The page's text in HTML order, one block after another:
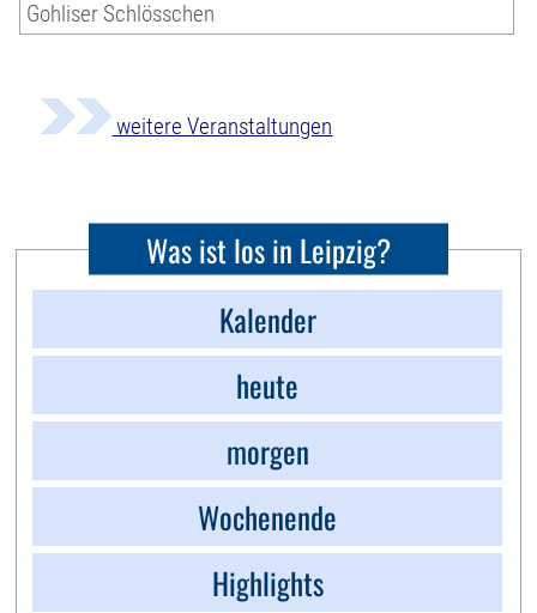
Gohliser Schlösschen
weitere Veranstaltungen
Was ist los in Leipzig?
Kalender
heute
morgen
Wochenende
Highlights